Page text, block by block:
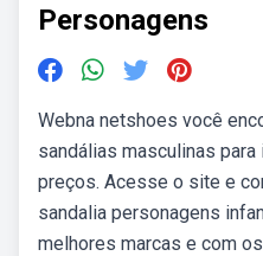
Personagens
Webna netshoes você
sandálias masculinas
preços. Acesse o site e
sandalia personagens
melhores marcas e com